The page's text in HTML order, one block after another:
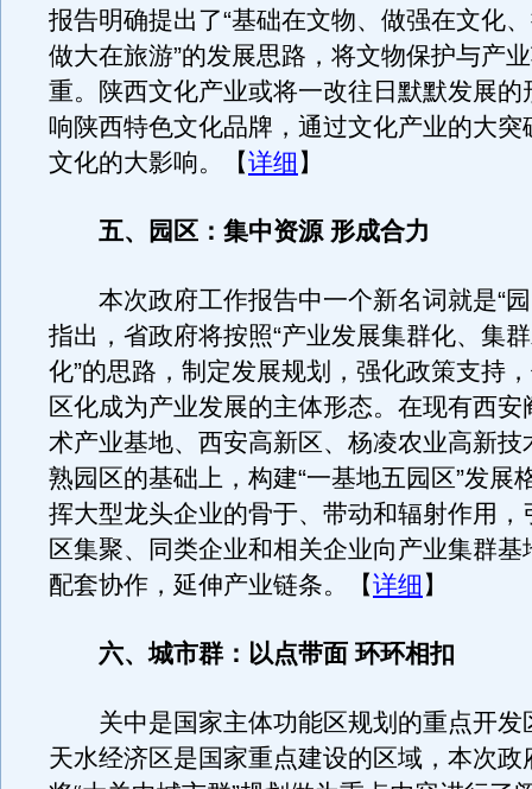
报告明确提出了“基础在文物、做强在文化
做大在旅游”的发展思路，将文物保护与产
重。陕西文化产业或将一改往日默默发展的
响陕西特色文化品牌，通过文化产业的大突
文化的大影响。【详细 】
五、园区：集中资源 形成合力
本次政府工作报告中一个新名词就是“园
指出，省政府将按照“产业发展集群化、集
化”的思路，制定发展规划，强化政策支持
区化成为产业发展的主体形态。在现有西安
术产业基地、西安高新区、杨凌农业高新技
熟园区的基础上，构建“一基地五园区”发展
挥大型龙头企业的骨于、带动和辐射作用，
区集聚、同类企业和相关企业向产业集群基
配套协作，延伸产业链条。【详细 】
六、城市群：以点带面 环环相扣
关中是国家主体功能区规划的重点开
天水经济区是国家重点建设的区域，本次政